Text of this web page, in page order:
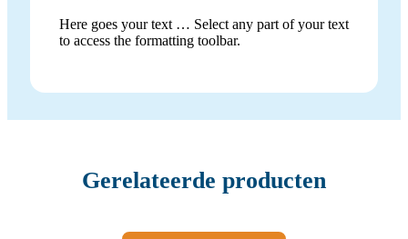
Here goes your text … Select any part of your text
to access the formatting toolbar.
Gerelateerde producten